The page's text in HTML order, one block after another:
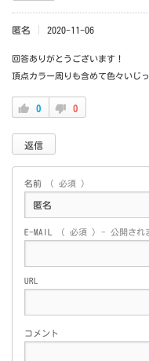
匿名 2020-11-06
回答ありがとうございます！
頂点カラー周りも含めて色々いじ
0 0
返信
名前 ( 必須 )
E-MAIL ( 必須 ) - 公開され
URL
コメント